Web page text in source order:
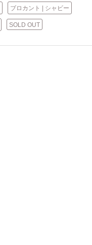
ブロカント | シャビー
SOLD OUT